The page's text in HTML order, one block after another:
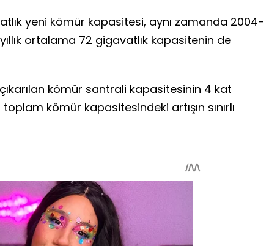
yeni kömür kapasitesi, aynı zamanda 2004-
ortalama 72 gigavatlık kapasitenin de
kömür santrali kapasitesinin 4 kat
kömür kapasitesindeki artışın sınırlı